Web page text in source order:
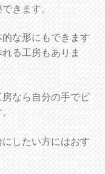
きます。
な形にもできます
る工房もありま
なら自分の手でピ
。
したい方にはおす